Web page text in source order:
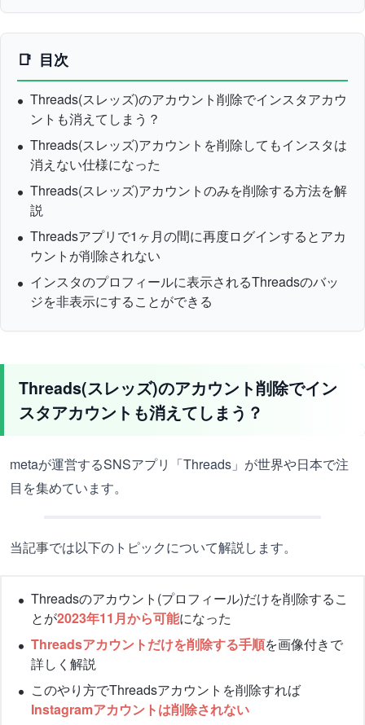
目次
Threads(スレッズ)のアカウント削除でインスタアカウ
ントも消えてしまう？
Threads(スレッズ)アカウントを削除してもインスタは
消えない仕様になった
Threads(スレッズ)アカウントのみを削除する方法を解
説
Threadsアプリで1ヶ月の間に再度ログインするとアカ
ウントが削除されない
インスタのプロフィールに表示されるThreadsのバッ
ジを非表示にすることができる
Threads(スレッズ)のアカウント削除でイン
スタアカウントも消えてしまう？
metaが運営するSNSアプリ「Threads」が世界や日本で注
目を集めています。
当記事では以下のトピックについて解説します。
Threadsのアカウント(プロフィール)だけを削除するこ
とが2023年11月から可能になった
Threadsアカウントだけを削除する手順を画像付きで
詳しく解説
このやり方でThreadsアカウントを削除すれば
Instagramアカウントは削除されない